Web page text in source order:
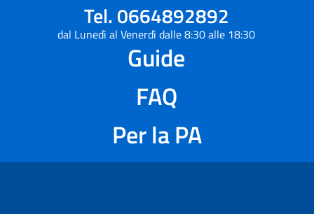
Tel. 0664892892
dal Lunedì al Venerdì dalle 8:30 alle 18:30
Guide
FAQ
Per la PA